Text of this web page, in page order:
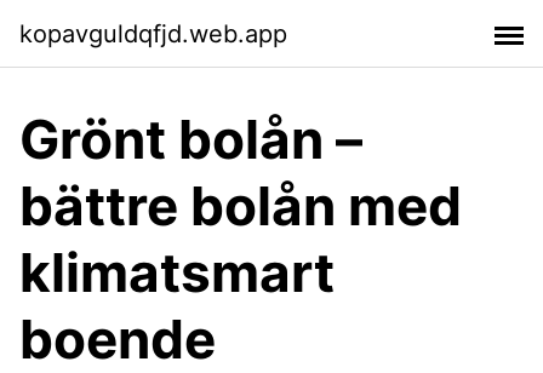
kopavguldqfjd.web.app
Grönt bolån –
bättre bolån med
klimatsmart
boende